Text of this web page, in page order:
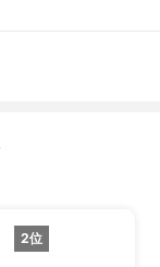
2位